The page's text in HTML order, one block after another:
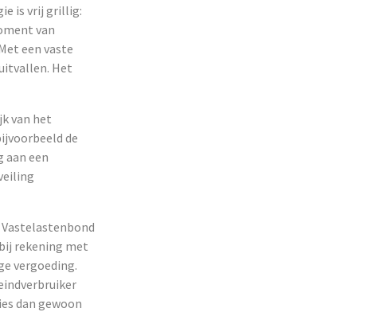
is vrij grillig:
van
een vaste
Het
van het
de
aan een
rekening met
vergoeding.
dan gewoon